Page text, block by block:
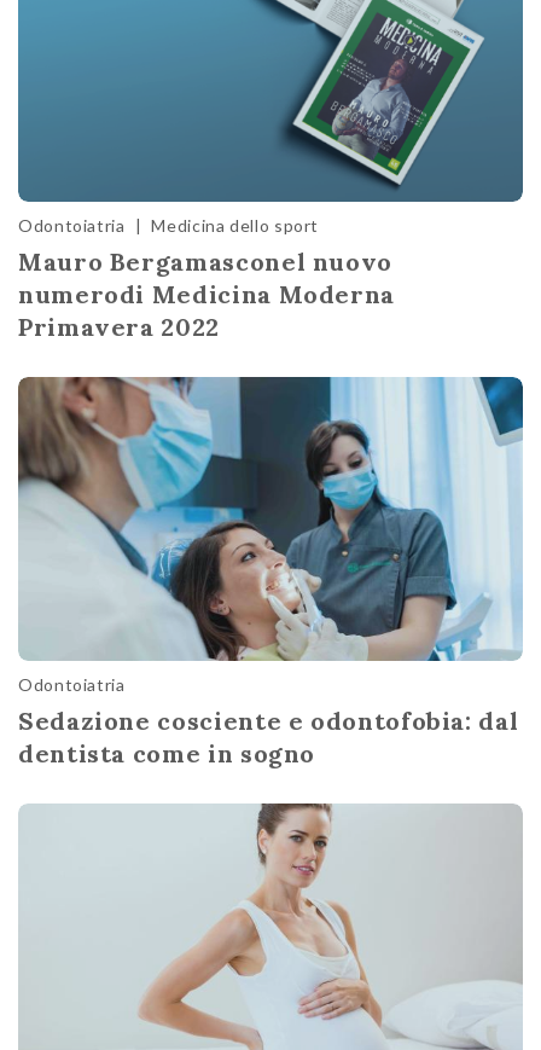
Odontoiatria | Medicina dello sport
Mauro Bergamasconel nuovo
numerodi Medicina Moderna
Primavera 2022
Odontoiatria
Sedazione cosciente e odontofobia: dal
dentista come in sogno